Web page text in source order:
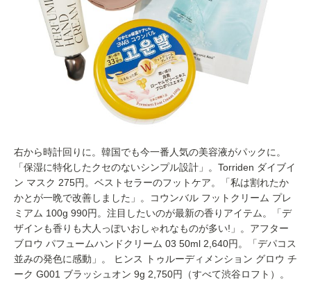
右から時計回りに。韓国でも今一番人気の美容液がパックに。
「保湿に特化したクセのないシンプル設計」。Torriden ダイブイ
ン マスク 275円。ベストセラーのフットケア。「私は割れたか
かとが一晩で改善しました」。コウンバル フットクリーム プレ
ミアム 100g 990円。注目したいのが最新の香りアイテム。「デ
ザインも香りも大人っぽいおしゃれなものが多い!」。アフター
ブロウ パフュームハンドクリーム 03 50ml 2,640円。「デパコス
並みの発色に感動」。 ヒンス トゥルーディメンション グロウ チ
ーク G001 ブラッシュオン 9g 2,750円（すべて渋谷ロフト）。